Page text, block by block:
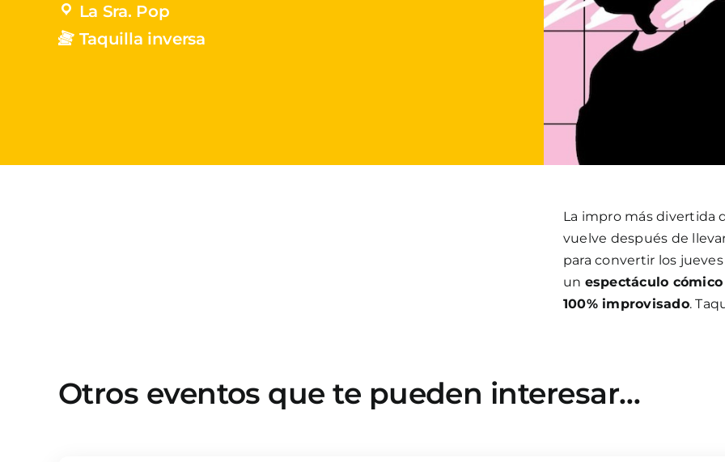
La Sra. Pop
Taquilla inversa
La impro más divertida
vuelve después de
para convertir los
un espectáculo cómico
100% improvisado.
Otros eventos que te pueden interesar…